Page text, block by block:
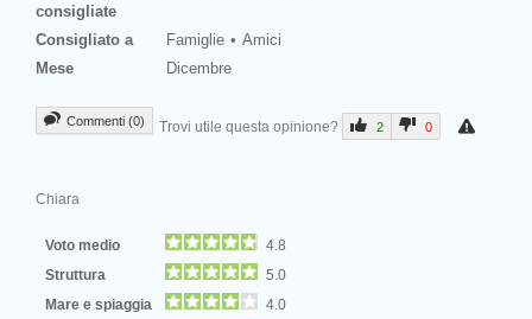
consigliate
Consigliato a Famiglie
Amici
Mese
Dicembre
Commenti (0) Trovi utile questa opinione? 2 0
Chiara
Voto medio
4.8
Struttura
5.0
Mare e spiaggia
4.0